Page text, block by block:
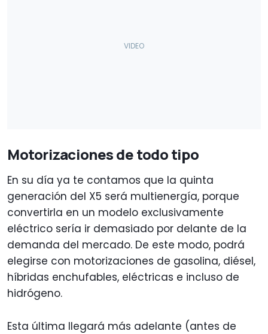
Motorizaciones de todo tipo
En su día ya te contamos que la quinta
generación del X5 será multienergía, porque
convertirla en un modelo exclusivamente
eléctrico sería ir demasiado por delante de la
demanda del mercado. De este modo, podrá
elegirse con motorizaciones de gasolina, diésel,
híbridas enchufables, eléctricas e incluso de
hidrógeno.
Esta última llegará más adelante (antes de